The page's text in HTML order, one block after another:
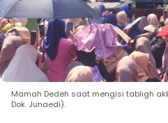
Mamah Dedeh saat mengisi tabligh
Dok. Junaedi).